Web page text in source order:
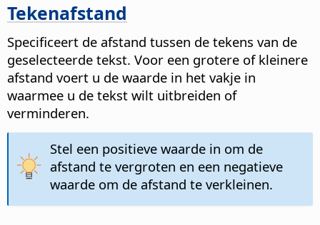
Tekenafstand
Specificeert de afstand tussen de tekens van de
geselecteerde tekst. Voor een grotere of kleinere
afstand voert u de waarde in het vakje in
waarmee u de tekst wilt uitbreiden of
verminderen.
Stel een positieve waarde in om de
afstand te vergroten en een negatieve
waarde om de afstand te verkleinen.